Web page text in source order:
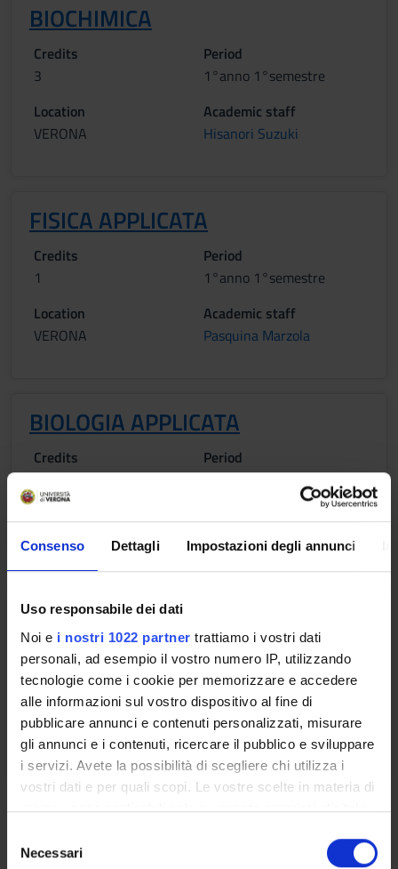
Consenso Dettagli Impostazioni degli annunci
Uso responsabile dei dati
Noi e i nostri 1022 partner trattiamo i vostri dati
personali, ad esempio il vostro numero IP, utilizzando
tecnologie come i cookie per memorizzare e accedere
alle informazioni sul vostro dispositivo al fine di
pubblicare annunci e contenuti personalizzati, misurare
gli annunci e i contenuti, ricercare il pubblico e sviluppare
i servizi. Avete la possibilità di scegliere chi utilizza i
vostri dati e per quali scopi. Le vostre scelte in materia di
privacy sono applicabili solo su questa proprietà digitale
modificare o revocare il proprio consenso in qualsiasi
Necessari
BIOCHIMICA
Credits
3
Period
1°anno 1°semestre
Location
VERONA
Academic staff
Hisanori Suzuki
FISICA APPLICATA
Credits
1
Period
1°anno 1°semestre
Location
VERONA
Academic staff
Pasquina Marzola
BIOLOGIA APPLICATA
Credits
1
Period
1°anno 1°semestre
Antonella Sangalli
GENETICA MEDICA
Credits
1
Period
1°anno 1°semestre
Location
VERONA
Academic staff
Alberto Turco
Learning outcomes
-------